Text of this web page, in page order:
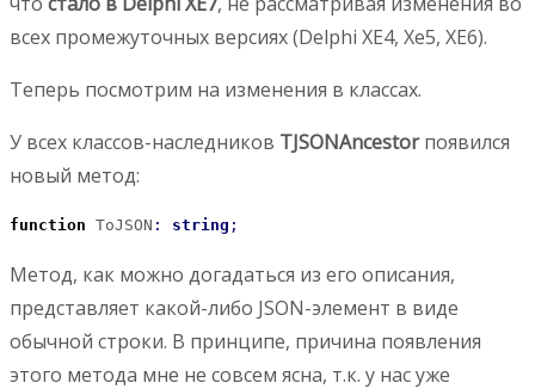
всех промежуточных версиях (Delphi XE4, Xe5, XE6).
Теперь посмотрим на изменения в классах.
У всех классов-наследников TJSONAncestorпоявился
новый метод:
function ToJSON : string ;
Метод, как можно догадаться из его описания,
представляет какой-либо JSON-элемент в виде
обычной строки. В принципе, причина появления
этого метода мне не совсем ясна, т.к. у нас уже